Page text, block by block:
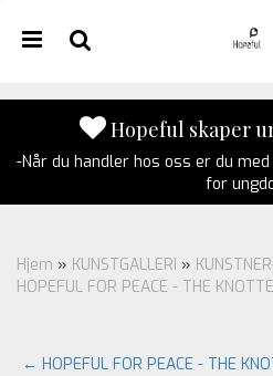
Hopeful skaper
-Når du handler hos oss er du
for
Hjem » KUNSTGALLERI »
HOPEFUL FOR PEACE - THE
← HOPEFUL FOR PEACE - THE